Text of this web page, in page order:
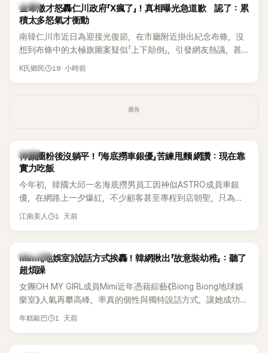
韓星
金希澈才怒轟仁川政府「X瘋了」！真相曝光急道歉 認了：累
積太多怒氣才衝動
南韓仁川市近日為迎接光復節，在市廳附近掛出紀念布條，沒
想到布條中的太極旗圖案疑似「上下顛倒」，引發網友熱議，甚
至連Super Junior成員金希澈都忍不住留言痛批。仁川市最後
K氏鄉民 19 小時前
廣告
生活
神顏圈粉後沒躺平！「海底撈車銀優」苦練甩麵 網讚：現在靠
實力吃飯
今年初，韓國大邱一名海底撈男員工因神似ASTRO成員車銀
優，在網路上一夕爆紅，不少顧客甚至專程到店朝聖，只為一
睹他的真面目。如今事隔數月，他的最新近況再度引發熱議，
江南美人 1 天前
熱議討論
Mimi《地娛室》說話方式挨轟！韓網揪出「故意裝幼稚」：聽了
超煩躁
女團OH MY GIRL成員Mimi近年憑藉綜藝《Biong Biong地球娛
樂室》人氣再攀高峰，率真的個性與獨特說話方式，讓她成功塑
造鮮明形象。不過近日，韓國知名論壇卻出現一篇以「我真的超
年糕歐巴 1 天前